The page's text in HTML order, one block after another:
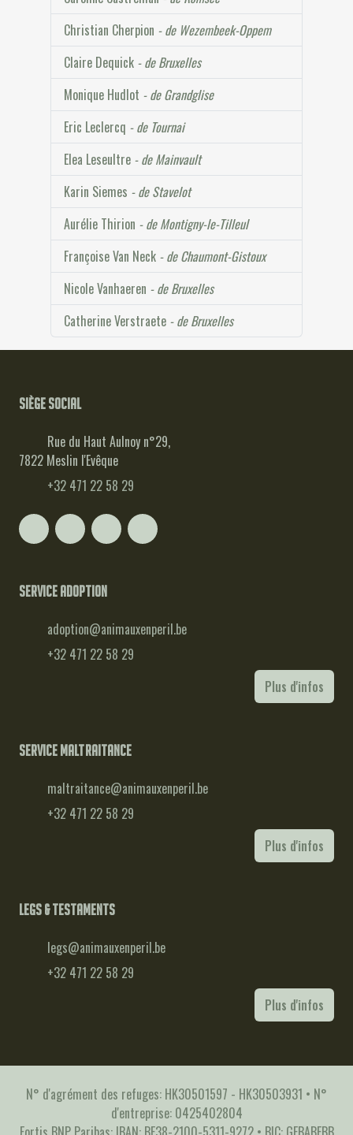
Christian Cherpion - de Wezembeek-Oppem
Claire Dequick - de Bruxelles
Monique Hudlot - de Grandglise
Eric Leclercq - de Tournai
Elea Leseultre - de Mainvault
Karin Siemes - de Stavelot
Aurélie Thirion - de Montigny-le-Tilleul
Françoise Van Neck - de Chaumont-Gistoux
Nicole Vanhaeren - de Bruxelles
Catherine Verstraete - de Bruxelles
Siège social
Rue du Haut Aulnoy n°29,
7822 Meslin l'Evêque
+32 471 22 58 29
Service adoption
adoption@animauxenperil.be
+32 471 22 58 29
Plus d'infos
Service maltraitance
maltraitance@animauxenperil.be
+32 471 22 58 29
Plus d'infos
Legs & testaments
legs@animauxenperil.be
+32 471 22 58 29
Plus d'infos
N° d'agrément des refuges: HK30501597 - HK30503931 • N°
d'entreprise: 0425402804